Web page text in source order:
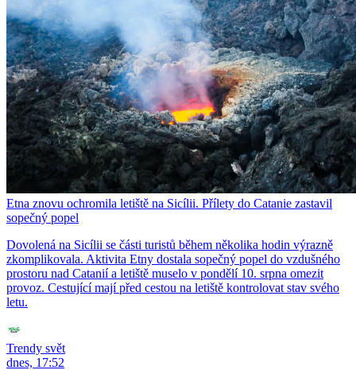
Etna znovu ochromila letiště na Sicílii. Přílety do Catanie zastavil
sopečný popel
Dovolená na Sicílii se části turistů během několika hodin výrazně
zkomplikovala. Aktivita Etny dostala sopečný popel do vzdušného
prostoru nad Catanií a letiště muselo v pondělí 10. srpna omezit
provoz. Cestující mají před cestou na letiště kontrolovat stav svého
letu.
Trendy svět
dnes, 17:52